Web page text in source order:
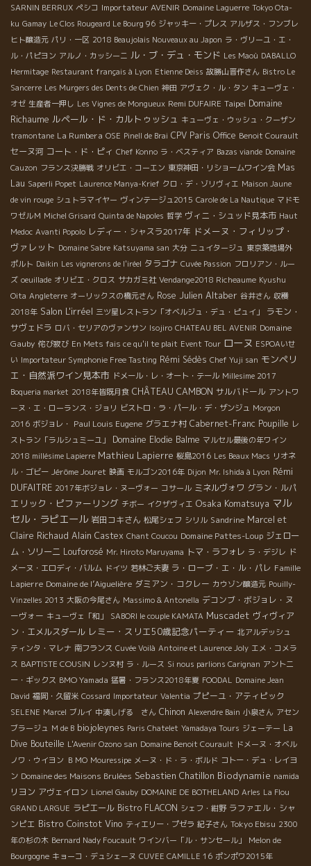
SARNIN BERRUX ペシコ Importateur AVENIR Domaine Laguerre Tokyo Ota-
ku Gamay Le Clos Rougeard Le Bourg 96 ジャッキー・プレス アルザス・フンブレ
ヒト醸造元 パリ・一区 2018 Beaujolais Nouveaux au Japon ラ・ヴリーユ・エ・
ル・パピヨン アルノ・カッシーニ ル・ブ・デュ・モンド Les Maoù DABALLO
Hermitage Restaurant français à Lyon Etienne Deiss 故勝山晋作さん Bistro Le
Sancerre Les Murgers des Dents de Chien 神田 アヴェク・ル・タン キューヴェ・
オゼ 生産者一押し Les Vignes de Mongueux Remi DUFAIRE Taipei Domaine
Richaume ルペール・ド・カルトゥッシュ キューヴェ・ウッシュ・クーザン
tramontane La Rumbera OSE Pinell de Brai CPV Paris Office Benoit Courault
セーヌ河 コート・ド・ピィ Chef Konno ラ・ベスティア Bazas viande Domaine
Cauzon フランス決勝戦 オリビエ・コーエン 東京神田・リショームワイン会 Mas
Lau Saperli Popet Laurence Manya-Krief クロ・デ・ゾリヴィエ Maison Jaune
de vin rouge シュトラマイヤー ヴィンテージュ2015 Carole de La Nautique マドモ
ワゼルＭ Michel Grisard Quinta de Napoles 哲学 ヴィニ・シュッド見本市 Haut
Medoc Avanti Popolo レディー・シャスラ2017年 ドメーヌ・フィリップ・
ヴァレット Domaine Sabre Katsuyama san 大分 ニュイタージュ 東京築地場外
ポルト Daikin Les vignerons de l'iréel タラゴナ Cuvée Passion フロリアン・ルー
ズ oeuillade オリビエ・クロス サカガミ社 Vendange2018 Richeaume Kyushu
Oita Angleterre オーリックスの橋元さん Rose Julien Altaber 谷井さん 収穫
2018年 Salon L'irréel 三ツ星レストラン「オベルジュ・デュ・ピュイ」
ラモン・
サヴェドラ ロバ・セリアのヴァンサン Isojiro CHATEAU BEL AVENIR Domaine
Gauby 侘び寂び En Mets fais ce qu'il te plait Event Tour ローヌ ESPOAいせ
い Importateur Symphonie Free Tasting Rémi Sédès Chef Yuji san モンペリ
エ・自然派ワイン見本市 ドメール・レ・オート・テール Millesime 2017
Boqueria market 2018年皆既月食 CHÂTEAU CAMBON サルバドール アントワ
ーヌ・エ・ローランス・ジョリ ビストロ・ラ・パール・デ・ザンジュ Morgon
2016 ボジョレ・ Paul Louis Eugene グラエナ村 Cabernet-Franc Poupille レ
ストラン「ラルシュミーユ」
Domaine Elodie Balme マルセル最後の年ワイン
2018 millésime Lapierre Mathieu Lapierre 桜島2016 Les Beaux Macs リオネ
ル・ゴビー Jérôme Jouret 映画 モルゴン2016年 Dijon Mr. Ishida à Lyon Rémi
DUFAITRE 2017年ボジョレ・ヌーヴォー コサール ミネルヴォワ グラン・ルパ
エリック・ピファーリング チボー イクザヴィエ Osaka Komatsuya マル
セル・ラピエール 岩田コキさん 松尾シェフ シリル Sandrine Marcel et
Claire Richaud Alain Castex Chant Coucou Domaine Pattes-Loup ジェロー
ム・ソリーニ Louforosé Mr. Hiroto Maruyama トマ・ラフォレ ラ・デジレ ド
メーヌ・エロディ・バルム ドイツ 若林ご夫妻 ラ・ローブ・エ・ル・パレ Famille
Lapierre Domaine de l’Aiguelière ダミアン・コクレー カウゾン醸造元 Pouilly-
Vinzelles 2013 大阪の今尾さん Massimo & Antonella デコンブ・ボジョレ・ヌ
ーヴォー キューヴェ「和」 SABORI le couple KAMATA Muscadet ヴィヴィア
ン・エメルスダール レミー・スリエ50歳記念パーティー 北アルデッシュ
ティンタ・マレナ 南フランス Cuvée Voilà Antoine et Laurence Joly エメ・コメラ
ス BAPTISTE COUSIN レンヌ村 ラ・ルース Si nous parlions Carignan アントニ
ー・ギックス BMO Yamada 猛暑・フランス2018年夏 FOODAL Domaine Jean
David 福岡・久留米 Cossard Importateur Valentia プピーユ・アティピック
SELENE Marcel ブルイ 中湊しげる さん Chinon Alexendre Bain 小泉さん アセン
ブラージュ M de B biojoleynes Paris Chatelet Yamadaya Tours ジェーテー La
Dive Bouteille L'Avenir Ozono san Domaine Benoit Courault ドメーヌ・オベル
ノワ・ウイヨン ＢＭО Mouressipe メーヌ・ド・ラ・ボルド コトー・デュ・レイヨ
ン Domaine des Maisons Brulées Sebastien Chatillon Biodynamie namida
リヨン アヴェイロン Lionel Gauby DOMAINE DE BOTHELAND Arles La Flou
GRAND LARGUE ラピエール Bistro FLACON シェフ・紺野 ラファエル・シャ
ンピエ Bistro Coinstot Vino ティエリー・プゼラ 紀子さん Tokyo Ebisu 2300
年の杉の木 Bernard Nady Foucault ワインバー「ル・サンセール」
Melon de
Bourgogne キョーコ・デュシェーヌ CUVEE CAMILLE 16 ポンポワ2015年